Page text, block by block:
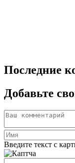
Последние
Добавьте
Введите текст с